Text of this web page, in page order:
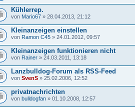
Kühlerrep.
von Mario67 » 28.04.2013, 21:12
Kleinanzeigen einstellen
von Ramon C45 » 24.01.2012, 09:57
Kleinanzeigen funktionieren nicht
von Rainer » 24.03.2011, 13:18
Lanzbulldog-Forum als RSS-Feed
von SvenS » 25.02.2006, 12:52
privatnachrichten
von bulldogfan » 01.10.2008, 12:57